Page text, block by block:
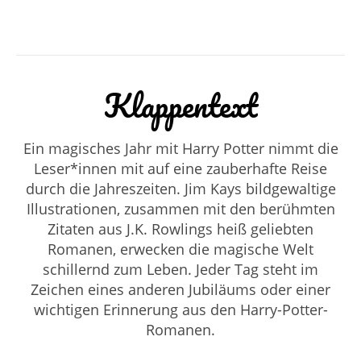
Klappentext
Ein magisches Jahr mit Harry Potternimmt die
Leser*innen mit auf eine zauberhafte Reise
durch die Jahreszeiten. Jim Kays bildgewaltige
Illustrationen, zusammen mit den berühmten
Zitaten aus J.K. Rowlings heiß geliebten
Romanen, erwecken die magische Welt
schillernd zum Leben. Jeder Tag steht im
Zeichen eines anderen Jubiläums oder einer
wichtigen Erinnerung aus den Harry-Potter-
Romanen.